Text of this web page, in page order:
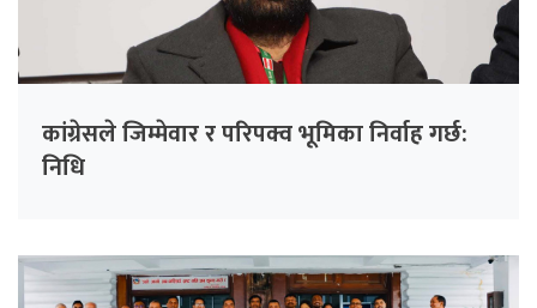
कांग्रेसले जिम्मेवार र परिपक्व भूमिका निर्वाह गर्छ:
निधि